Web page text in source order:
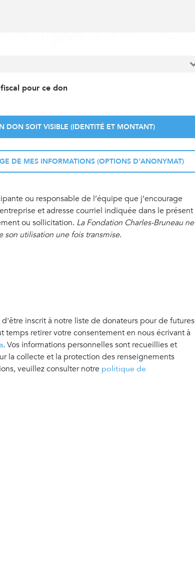
pour ce don
DON SOIT VISIBLE (IDENTITÉ ET MONTANT)
DE MES INFORMATIONS (OPTIONS D’ANONYMAT)
ou responsable de l’équipe que j’encourage
et adresse courriel indiquée dans le présent
ou sollicitation. La Fondation Charles-Bruneau ne
son utilisation une fois transmise.
inscrit à notre liste de donateurs pour de futures
temps retirer votre consentement en nous écrivant à
. Vos informations personnelles sont recueillies et
la collecte et la protection des renseignements
veuillez consulter notre politique de